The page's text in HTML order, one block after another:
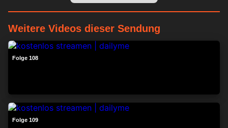
Weitere Videos dieser Sendung
Folge 108
Folge 109